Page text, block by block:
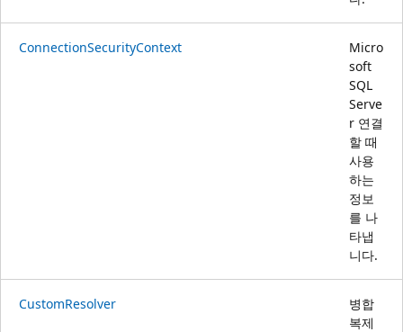
ConnectionSecurityContext
Micro
soft
SQL
Serve
r 연결
할 때
사용
하는
정보
를 나
타냅
니다.
CustomResolver
병합
복제